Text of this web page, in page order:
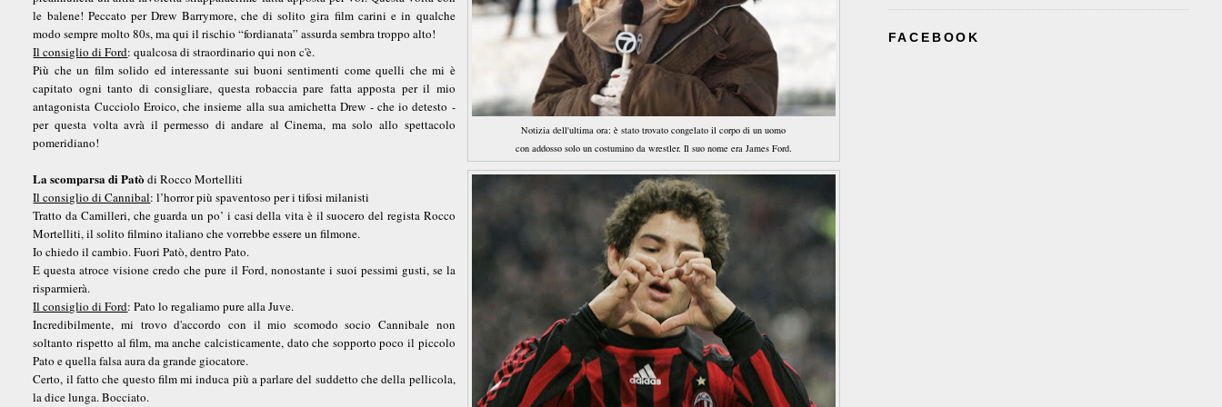
Notizia dell'ultima ora: è stato trovato congelato il corpo di un uomo
con addosso solo un costumino da wrestler. Il suo nome era James Ford.
le balene! Peccato per Drew Barrymore, che di solito gira film carini e in qualche
modo sempre molto 80s, ma qui il rischio “fordianata” assurda sembra troppo alto!
Il consiglio di Ford: qualcosa di straordinario qui non c'è.
Più che un film solido ed interessante sui buoni sentimenti come quelli che mi è
capitato ogni tanto di consigliare, questa robaccia pare fatta apposta per il mio
antagonista Cucciolo Eroico, che insieme alla sua amichetta Drew - che io detesto -
per questa volta avrà il permesso di andare al Cinema, ma solo allo spettacolo
pomeridiano!
La scomparsa di Patò di Rocco Mortelliti
Il consiglio di Cannibal: l’horror più spaventoso per i tifosi milanisti
Tratto da Camilleri, che guarda un po’ i casi della vita è il suocero del regista Rocco
Mortelliti, il solito filmino italiano che vorrebbe essere un filmone.
Io chiedo il cambio. Fuori Patò, dentro Pato.
E questa atroce visione credo che pure il Ford, nonostante i suoi pessimi gusti, se la
risparmierà.
Il consiglio di Ford: Pato lo regaliamo pure alla Juve.
Incredibilmente, mi trovo d'accordo con il mio scomodo socio Cannibale non
soltanto rispetto al film, ma anche calcisticamente, dato che sopporto poco il piccolo
Pato e quella falsa aura da grande giocatore.
Certo, il fatto che questo film mi induca più a parlare del suddetto che della pellicola,
la dice lunga. Bocciato.
FACEBOOK